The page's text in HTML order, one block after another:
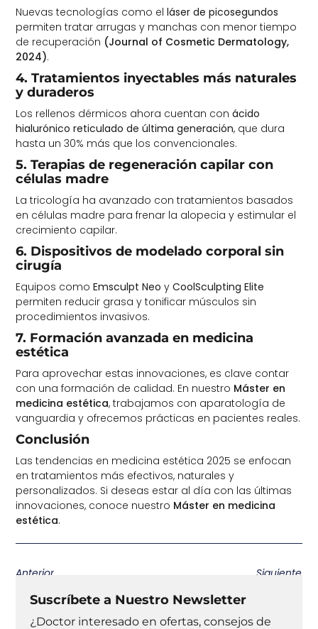
Nuevas tecnologías como elláser de picosegundos
permiten tratar arrugas y manchas con menor tiempo
de recuperación (Journal of Cosmetic Dermatology,
2024).
4. Tratamientos inyectables más naturales
y duraderos
Los rellenos dérmicos ahora cuentan conácido
hialurónico reticulado de última generación, que dura
hasta un 30% más que los convencionales.
5. Terapias de regeneración capilar con
células madre
La tricología ha avanzado con tratamientos basados
en células madre para frenar la alopecia y estimular el
crecimiento capilar.
6. Dispositivos de modelado corporal sin
cirugía
Equipos comoEmsculpt Neo yCoolSculpting Elite
permiten reducir grasa y tonificar músculos sin
procedimientos invasivos.
7. Formación avanzada en medicina
estética
Para aprovechar estas innovaciones, es clave contar
con una formación de calidad. En nuestro Máster en
medicina estética, trabajamos con aparatología de
vanguardia y ofrecemos prácticas en pacientes reales.
Conclusión
Las tendencias en medicina estética 2025 se enfocan
en tratamientos más efectivos, naturales y
personalizados. Si deseas estar al día con las últimas
innovaciones, conoce nuestro Máster en medicina
estética.
Anterior Siguiente
Suscríbete a Nuestro Newsletter
¿Doctor interesado en ofertas, consejos de